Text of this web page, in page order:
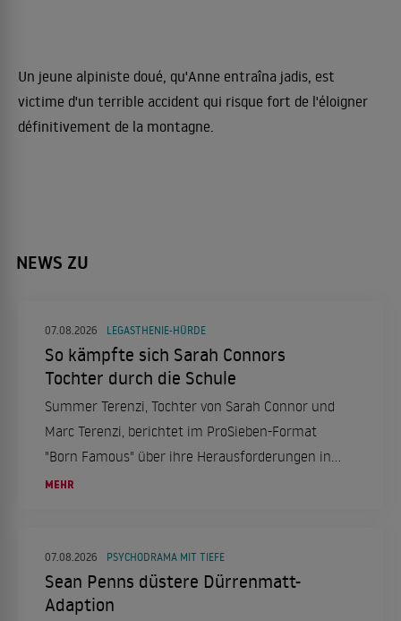
Un jeune alpiniste doué, qu'Anne entraîna jadis, est
victime d'un terrible accident qui risque fort de l'éloigner
définitivement de la montagne.
NEWS ZU
07.08.2026 LEGASTHENIE-HÜRDE
So kämpfte sich Sarah Connors
Tochter durch die Schule
Summer Terenzi, Tochter von Sarah Connor und
Marc Terenzi, berichtet im ProSieben-Format
"Born Famous" über ihre Herausforderungen in
der Schule aufgrund von Legasthenie und ihren
MEHR
07.08.2026 PSYCHODRAMA MIT TIEFE
Sean Penns düstere Dürrenmatt-
Adaption